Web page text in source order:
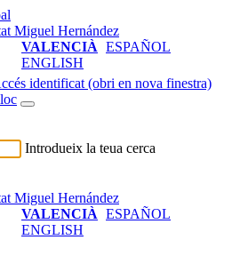
VALENCIÀ ESPAÑOL
ENGLISH
identificat (obri en nova finestra)
Introdueix la teua cerca
VALENCIÀ ESPAÑOL
ENGLISH